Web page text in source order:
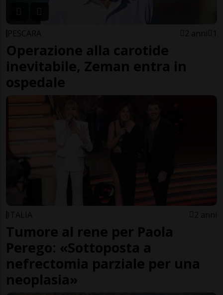
PESCARA 2 anni 1
Operazione alla carotide
inevitabile, Zeman entra in
ospedale
ITALIA 2 anni
Tumore al rene per Paola
Perego: «Sottoposta a
nefrectomia parziale per una
neoplasia»